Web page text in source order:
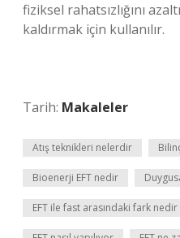
fiziksel rahatsızlığını
kaldırmak için kullanılır.
Tarih: Makaleler
Atış teknikleri nelerdir
Bioenerji EFT nedir
EFT ile fast arasındaki fark nedir